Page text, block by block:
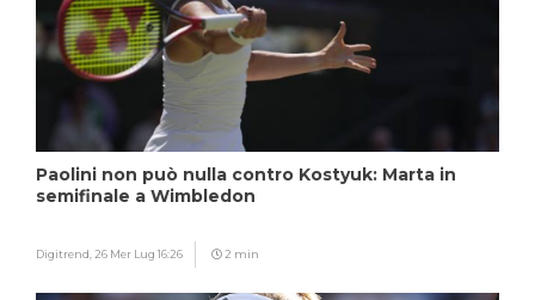
Paolini non può nulla contro Kostyuk: Marta in
semifinale a Wimbledon
Digitrend, 26 Mer Lug 16:26 2 min